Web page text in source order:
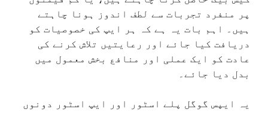
پر منفرد تجربات سے لطف اندوز ہونا چاہتے
ہیں۔ اہم بات یہ ہے کہ ہر ایپ کی خصوصیات کو
دریافت کیا جائے اور رعایتیں تلاش کرنے کی
عادت کو ایک عملی اور منافع بخش معمول میں
بدل دیا جائے۔
یہ ایپس گوگل پلے اسٹور اور ایپ اسٹور دونوں